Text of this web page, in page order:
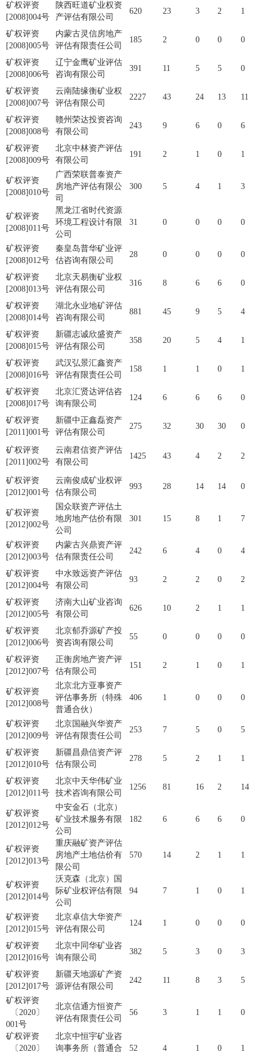
矿权评资
[2008]004号
陕西旺道矿业权资
产评估有限公司
620 23 3 2 1
矿权评资
[2008]005号
内蒙古灵信房地产
评估有限责任公司
185 2 0 0 0
矿权评资
[2008]006号
辽宁金鹰矿业评估
咨询有限公司
391 11 5 5 0
矿权评资
[2008]007号
云南陆缘衡矿业权
评估有限公司
2227 43 24 13 11
矿权评资
[2008]008号
赣州荣达投资咨询
有限公司
243 9 6 0 6
矿权评资
[2008]009号
北京中林资产评估
有限公司
191 2 1 0 1
矿权评资
[2008]010号
广西荣联普泰资产
房地产评估有限公
司
300 5 4 1 3
矿权评资
[2008]011号
黑龙江省时代资源
环境工程设计有限
公司
31 0 0 0 0
矿权评资
[2008]012号
秦皇岛普华矿业评
估咨询有限公司
28 0 0 0 0
矿权评资
[2008]013号
北京天易衡矿业权
评估有限公司
316 8 6 6 0
矿权评资
[2008]014号
湖北永业地矿评估
咨询有限公司
881 45 9 5 4
矿权评资
[2008]015号
新疆志诚欣盛资产
评估有限公司
358 20 5 4 1
矿权评资
[2008]016号
武汉弘景汇鑫资产
评估有限责任公司
158 1 1 0 1
矿权评资
[2008]017号
北京汇贤达评估咨
询有限公司
124 6 6 6 0
矿权评资
[2011]001号
新疆中正鑫磊资产
评估有限公司
275 32 30 30 0
矿权评资
[2011]002号
云南君信资产评估
有限公司
1425 43 4 2 2
矿权评资
[2012]001号
云南俊成矿业权评
估有限公司
993 28 14 14 0
矿权评资
[2012]002号
国众联资产评估土
地房地产估价有限
公司
301 15 8 1 7
矿权评资
[2012]003号
内蒙古兴鼎资产评
估有限责任公司
242 6 4 0 4
矿权评资
[2012]004号
中水致远资产评估
有限公司
93 2 2 0 2
矿权评资
[2012]005号
济南大山矿业咨询
有限公司
626 10 2 1 1
矿权评资
[2012]006号
北京郁乔源矿产投
资咨询有限公司
55 0 0 0 0
矿权评资
[2012]007号
正衡房地产资产评
估有限公司
151 2 1 0 1
矿权评资
[2012]008号
北京北方亚事资产
评估事务所（特殊
普通合伙）
406 1 0 0 0
矿权评资
[2012]009号
北京国融兴华资产
评估有限责任公司
253 7 5 0 5
矿权评资
[2012]010号
新疆昌鼎信资产评
估有限公司
278 5 2 1 1
矿权评资
[2012]011号
北京中天华伟矿业
技术咨询有限公司
1256 81 16 2 14
矿权评资
[2012]012号
中安金石（北京）
矿业技术服务有限
公司
182 6 6 6 0
矿权评资
[2012]013号
重庆融矿资产评估
房地产土地估价有
限公司
570 14 2 1 1
矿权评资
[2012]014号
沃克森（北京）国
际矿业权评估有限
公司
94 7 1 0 1
矿权评资
[2012]015号
北京卓信大华资产
评估有限公司
124 1 0 0 0
矿权评资
[2012]016号
北京中同华矿业咨
询有限公司
382 5 3 0 3
矿权评资
[2012]017号
新疆天地源矿产资
源评估有限公司
242 11 8 3 5
矿权评资
〔2020〕
001号
北京信通方恒资产
评估有限责任公司
56 3 1 1 0
矿权评资
〔2020〕
北京中恒宇矿业咨
询事务所（普通合
52 4 1 0 1